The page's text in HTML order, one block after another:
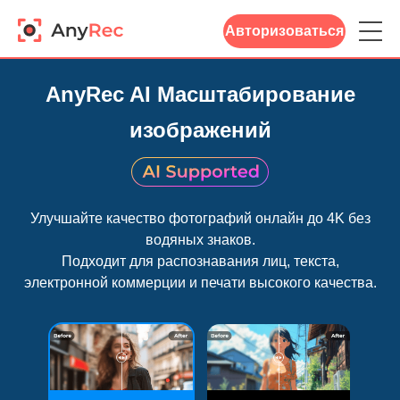
Авторизоваться
AnyRec AI Масштабирование
изображений
Улучшайте качество фотографий онлайн до 4K без
водяных знаков.
Подходит для распознавания лиц, текста,
электронной коммерции и печати высокого качества.